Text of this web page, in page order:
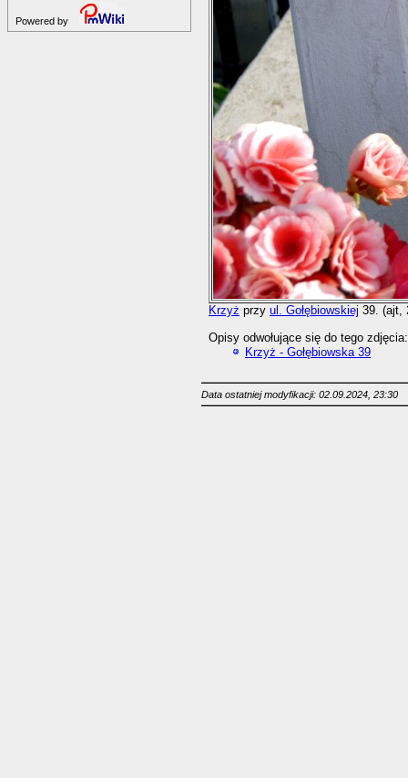
Powered by
Krzyż przy ul. Gołębiowskiej 39. (ajt,
Opisy odwołujące się do tego zdjęcia:
Krzyż - Gołębiowska 39
Data ostatniej modyfikacji: 02.09.2024, 23:30